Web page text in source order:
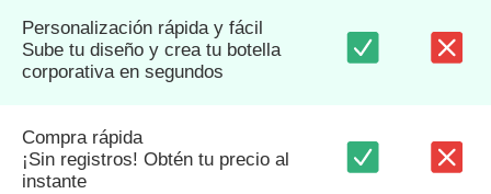
Personalización rápida y fácil
Sube tu diseño y crea tu botella
corporativa en segundos
Compra rápida
¡Sin registros! Obtén tu precio al
instante